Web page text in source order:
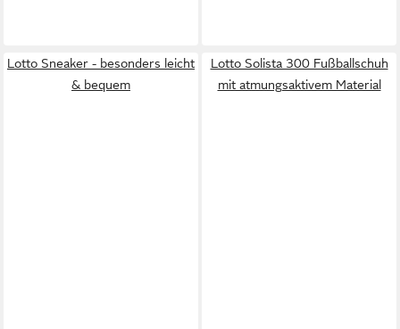
Lotto Sneaker - besonders leicht
& bequem
Lotto Solista 300 Fußballschuh
mit atmungsaktivem Material